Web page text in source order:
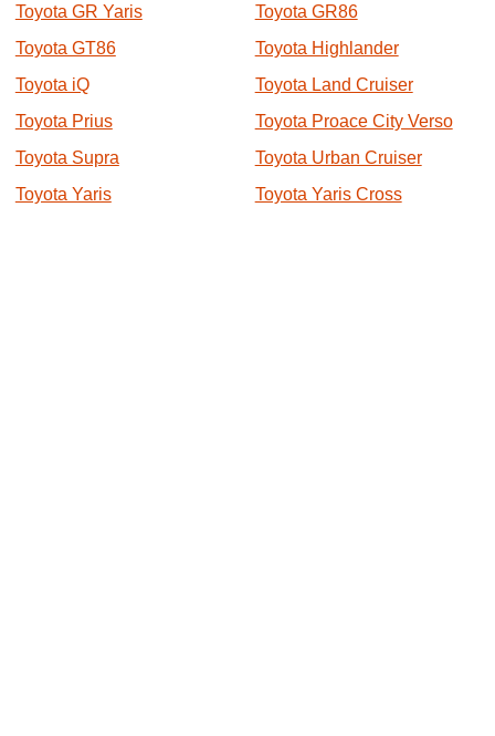
Toyota GR Yaris
Toyota GR86
Toyota GT86
Toyota Highlander
Toyota iQ
Toyota Land Cruiser
Toyota Prius
Toyota Proace City Verso
Toyota Supra
Toyota Urban Cruiser
Toyota Yaris
Toyota Yaris Cross